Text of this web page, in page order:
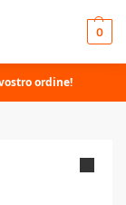
0
ordine!